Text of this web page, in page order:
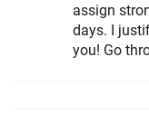
assign
days. I
you! Go